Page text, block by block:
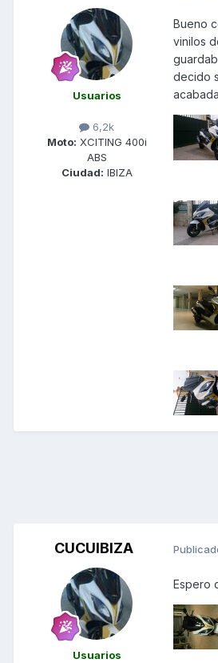
Usuarios
6,2k
Moto: XCITING 400i
ABS
Ciudad: IBIZA
Bueno
vinilos
decido
CUCUIBIZA
Usuarios
Espero